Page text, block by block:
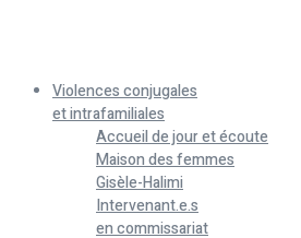
Violences conjugales
et intrafamiliales
Accueil de jour et écoute
Maison des femmes
Gisèle-Halimi
Intervenant.e.s
en commissariat